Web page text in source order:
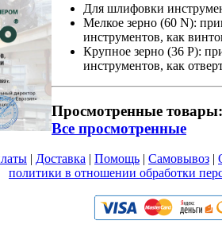
Для шлифовки
Мелкое зерно (60 N):
инструментов, как
Крупное зерно (36 P):
инструментов, как
Просмотренные товары:
Все просмотренные
| Доставка | Помощь | Самовывоз |
политики в отношении обработки